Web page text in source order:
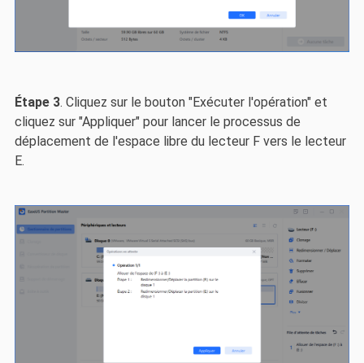
Étape 3. Cliquez sur le bouton "Exécuter l'opération" et
cliquez sur "Appliquer" pour lancer le processus de
déplacement de l'espace libre du lecteur F vers le lecteur
E.